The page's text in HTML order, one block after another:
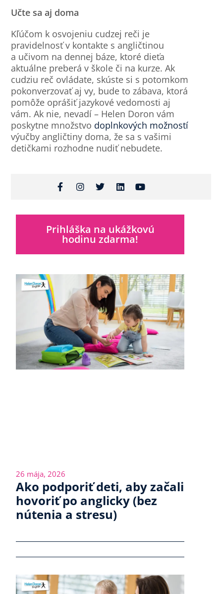
Učte sa aj doma
Kľúčom k osvojeniu cudzej reči je
pravidelnosť v kontakte s angličtinou
a učivom na dennej báze, ktoré dieťa
aktuálne preberá v škole či na kurze. Ak
cudziu reč ovládate, skúste si s potomkom
pokonverzovať aj vy, bude to zábava, ktorá
pomôže oprášiť jazykové vedomosti aj
vám. Ak nie, nevadí – Helen Doron vám
poskytne množstvo doplnkových možností
výučby angličtiny doma, že sa s vašimi
detičkami rozhodne nudiť nebudete.
Prihláška na ukážkovú
hodinu zdarma!
26 mája, 2026
Ako podporiť deti, aby začali
hovoriť po anglicky (bez
nútenia a stresu)